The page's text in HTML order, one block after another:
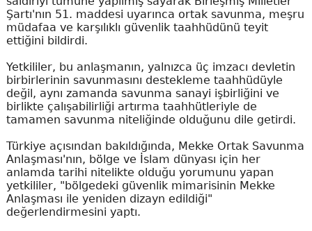
Şartı'nın 51. maddesi uyarınca ortak savunma, meşru
müdafaa ve karşılıklı güvenlik taahhüdünü teyit
ettiğini bildirdi.
Yetkililer, bu anlaşmanın, yalnızca üç imzacı devletin
birbirlerinin savunmasını destekleme taahhüdüyle
değil, aynı zamanda savunma sanayi işbirliğini ve
birlikte çalışabilirliği artırma taahhütleriyle de
tamamen savunma niteliğinde olduğunu dile getirdi.
Türkiye açısından bakıldığında, Mekke Ortak Savunma
Anlaşması'nın, bölge ve İslam dünyası için her
anlamda tarihi nitelikte olduğu yorumunu yapan
yetkililer, "bölgedeki güvenlik mimarisinin Mekke
Anlaşması ile yeniden dizayn edildiği"
değerlendirmesini yaptı.